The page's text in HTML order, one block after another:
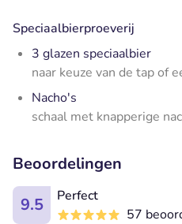
Speciaalbierproeverij
3 glazen speciaalbier
naar keuze van de tap of
Nacho's
schaal met knapperige
Beoordelingen
9.5
Perfect
57